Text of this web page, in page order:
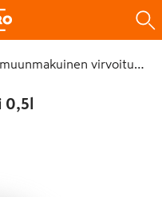
virvoitusjuoma